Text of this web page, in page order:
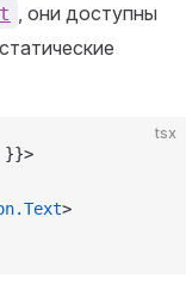
, они доступны
tsx
}}>
>